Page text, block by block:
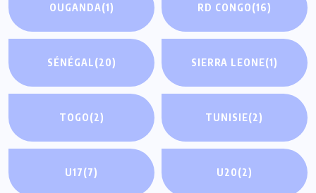
OUGANDA(1) RD CONGO(16)
SÉNÉGAL(20) SIERRA LEONE(1)
TOGO(2) TUNISIE(2)
U17(7) U20(2)